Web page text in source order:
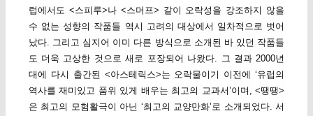
럽에서도 <스피루>나 <스머프> 같이 오락성을 강조하지 않을
수 없는 성향의 작품들 역시 고려의 대상에서 일차적으로 벗어
났다. 그리고 심지어 이미 다른 방식으로 소개된 바 있던 작품들
도 더욱 고상한 것으로 새로 포장되어 나왔다. 그 결과 2000년
대에 다시 출간된 <아스테릭스>는 오락물이기 이전에 ‘유럽의
역사를 재미있고 품위 있게 배우는 최고의 교과서’이며, <땡땡>
은 최고의 모험활극이 아닌 ‘최고의 교양만화’로 소개되었다. 서